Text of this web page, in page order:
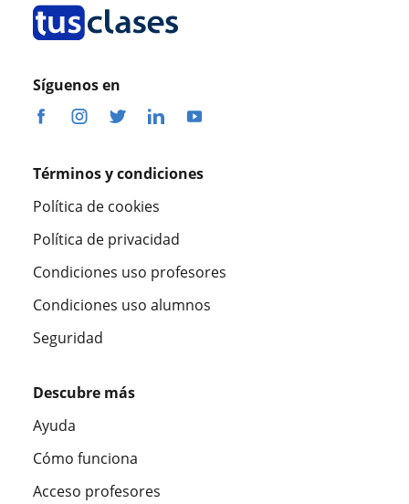
Síguenos en
Términos y condiciones
Política de cookies
Política de privacidad
Condiciones uso profesores
Condiciones uso alumnos
Seguridad
Descubre más
Ayuda
Cómo funciona
Acceso profesores